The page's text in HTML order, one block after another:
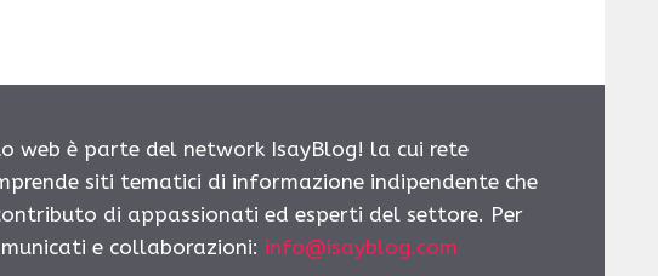
web è parte del network IsayBlog! la cui rete
siti tematici di informazione indipendente che
di appassionati ed esperti del settore. Per
e collaborazioni: info@isayblog.com